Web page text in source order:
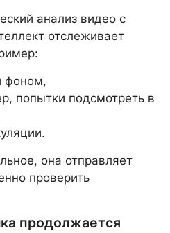
анализ видео с
отслеживает
фоном,
попытки подсмотреть в
она отправляет
проверить
продолжается